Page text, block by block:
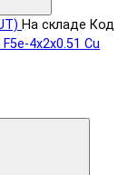
На складе Код
4x2x0.51 Cu